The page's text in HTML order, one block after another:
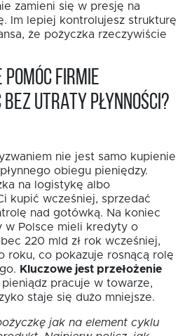
zamieni się w presję na
Im lepiej kontrolujesz strukturę
że pożyczka rzeczywiście
pomóc firmie
utraty płynności?
nie jest samo kupienie
obiegu pieniędzy.
na logistykę albo
kupić wcześniej, sprzedać
nad gotówką. Na koniec
w Polsce mieli kredyty o
220 mld zł rok wcześniej,
roku, co pokazuje rosnącą rolę
Kluczowe jest przełożenie
pracuje w towarze,
staje się dużo mniejsze.
jak na element cyklu